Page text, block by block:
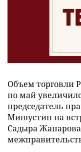
Объем торговли
по май
председатель
Мишустин на
Садыра